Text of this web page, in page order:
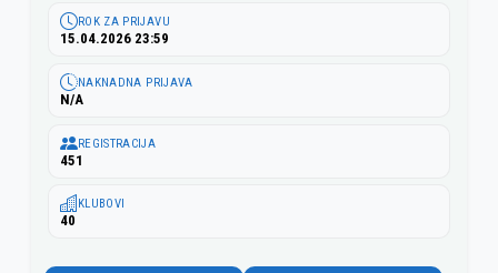
ROK ZA PRIJAVU
15.04.2026 23:59
NAKNADNA PRIJAVA
N/A
REGISTRACIJA
451
KLUBOVI
40